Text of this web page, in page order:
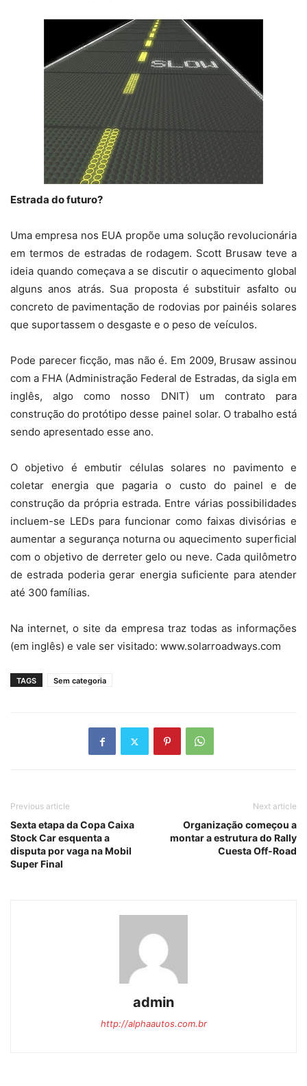
Estrada do futuro?
Uma empresa nos EUA propõe uma solução revolucionária
em termos de estradas de rodagem. Scott Brusaw teve a
ideia quando começava a se discutir o aquecimento global
alguns anos atrás. Sua proposta é substituir asfalto ou
concreto de pavimentação de rodovias por painéis solares
que suportassem o desgaste e o peso de veículos.
Pode parecer ficção, mas não é. Em 2009, Brusaw assinou
com a FHA (Administração Federal de Estradas, da sigla em
inglês, algo como nosso DNIT) um contrato para
construção do protótipo desse painel solar. O trabalho está
sendo apresentado esse ano.
O objetivo é embutir células solares no pavimento e
coletar energia que pagaria o custo do painel e de
construção da própria estrada. Entre várias possibilidades
incluem-se LEDs para funcionar como faixas divisórias e
aumentar a segurança noturna ou aquecimento superficial
com o objetivo de derreter gelo ou neve. Cada quilômetro
de estrada poderia gerar energia suficiente para atender
até 300 famílias.
Na internet, o site da empresa traz todas as informações
(em inglês) e vale ser visitado: www.solarroadways.com
TAGS Sem categoria
Previous article
Sexta etapa da Copa Caixa
Stock Car esquenta a
disputa por vaga na Mobil
Super Final
Next article
Organização começou a
montar a estrutura do Rally
Cuesta Off-Road
admin
http://alphaautos.com.br